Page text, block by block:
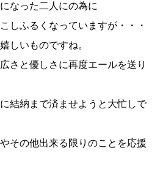
プライバシーポリシー
なった二人にの為に
しふるくなっていますが・・・
しいものですね。
さと優しさに再度エールを送り
結納まで済ませようと大忙しで
その他出来る限りのことを応援